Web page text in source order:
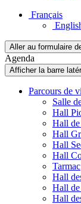
Français
Aller au formulaire
Agenda
Afficher la barre
Parcours de
Salle
Hall
Hall de
Hall
Hall
Hall
Tarmac
Hall
Hall
Hall